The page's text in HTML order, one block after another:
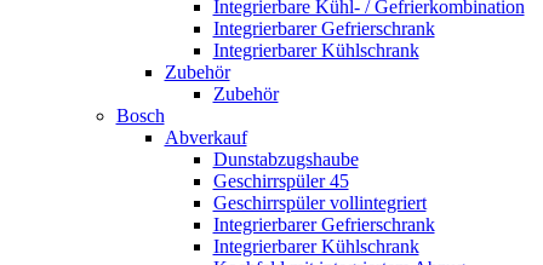
Integrierbare Kühl- / Gefrierkombination
Integrierbarer Gefrierschrank
Integrierbarer Kühlschrank
Zubehör
Zubehör
Bosch
Abverkauf
Dunstabzugshaube
Geschirrspüler 45
Geschirrspüler vollintegriert
Integrierbarer Gefrierschrank
Integrierbarer Kühlschrank